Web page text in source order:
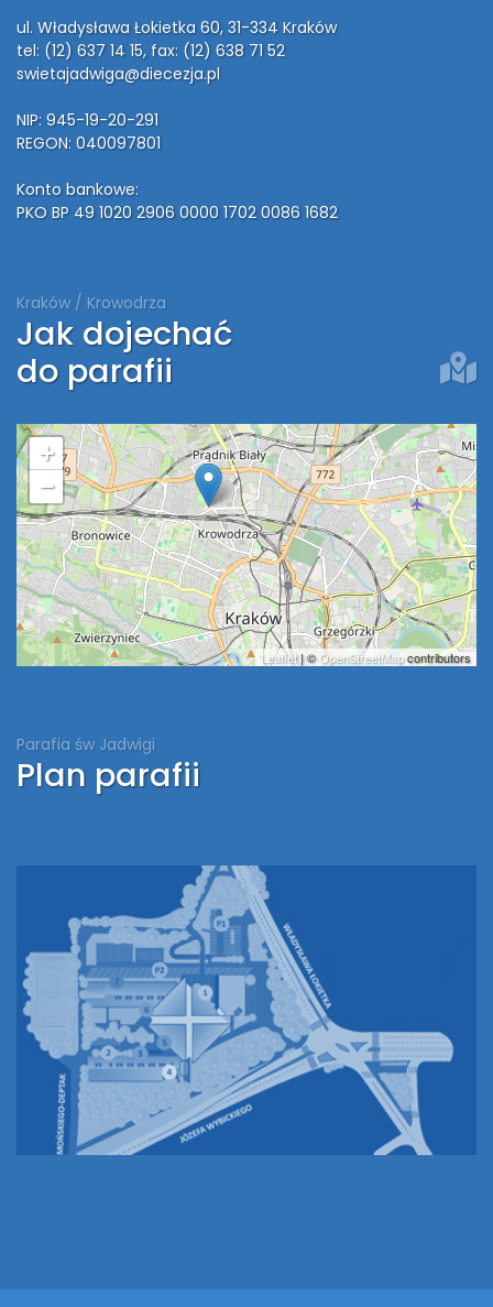
ul. Władysława Łokietka 60, 31-334 Kraków
tel: (12) 637 14 15, fax: (12) 638 71 52
swietajadwiga@diecezja.pl
NIP: 945-19-20-291
REGON: 040097801
Konto bankowe:
PKO BP 49 1020 2906 0000 1702 0086 1682
Kraków / Krowodrza
Jak dojechać
do parafii
+
−
Leaflet| © OpenStreetMapcontributors
Parafia św Jadwigi
Plan parafii